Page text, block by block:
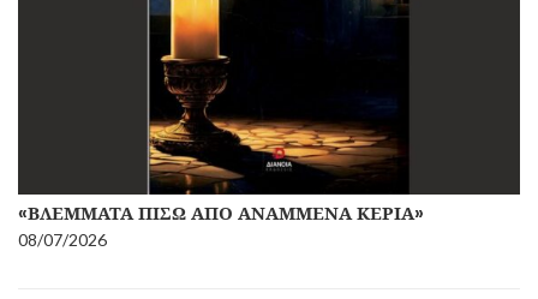
«ΒΛΈΜΜΑΤΑ ΠΊΣΩ ΑΠΌ ΑΝΑΜΜΈΝΑ ΚΕΡΙΆ»
08/07/2026